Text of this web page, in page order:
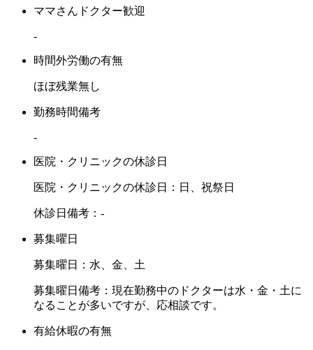
ママさんドクター歓迎
-
時間外労働の有無
ほぼ残業無し
勤務時間備考
-
医院・クリニックの休診日
医院・クリニックの休診日：日、祝祭日
休診日備考：-
募集曜日
募集曜日：水、金、土
募集曜日備考：現在勤務中のドクターは水・金・土に
なることが多いですが、応相談です。
有給休暇の有無